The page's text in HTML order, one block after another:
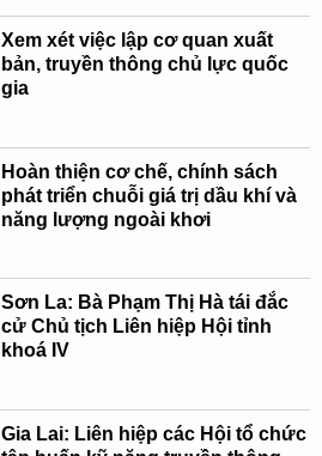
Xem xét việc lập cơ quan xuất
bản, truyền thông chủ lực quốc
gia
Hoàn thiện cơ chế, chính sách
phát triển chuỗi giá trị dầu khí và
năng lượng ngoài khơi
Sơn La: Bà Phạm Thị Hà tái đắc
cử Chủ tịch Liên hiệp Hội tỉnh
khoá IV
Gia Lai: Liên hiệp các Hội tổ chức